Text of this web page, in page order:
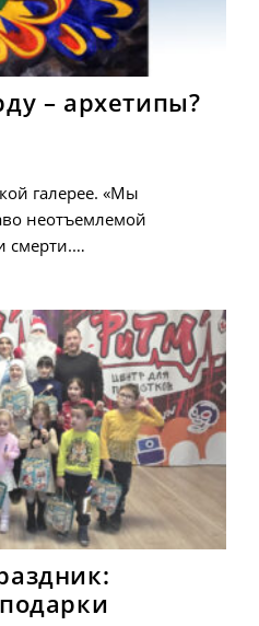
– архетипы?
галерее. «Мы
неотъемлемой
смерти.…